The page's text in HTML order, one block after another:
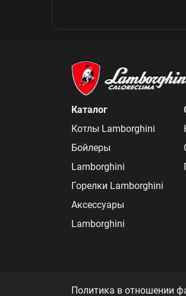
Каталог
Котлы Lamborghini
Бойлеры
Lamborghini
Горелки Lamborghini
Аксессуары
Lamborghini
Политика в отношении